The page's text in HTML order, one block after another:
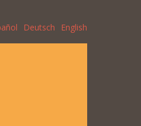
Deutsch English